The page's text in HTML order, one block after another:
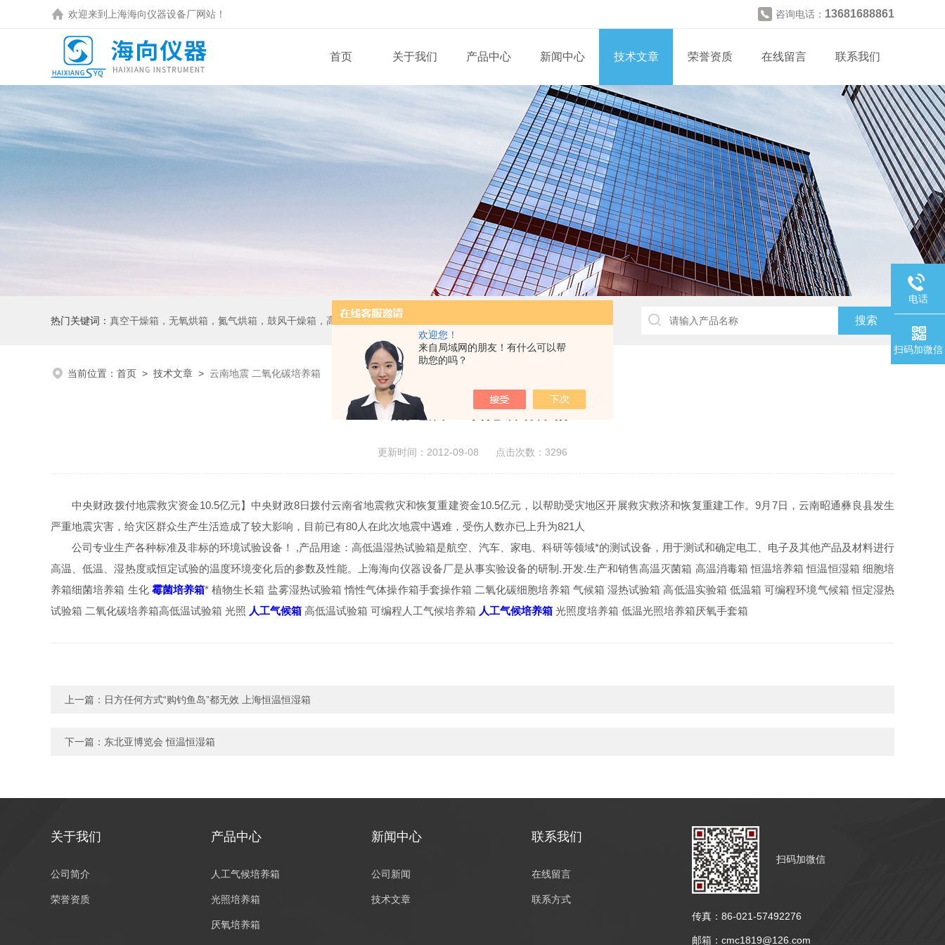
欢迎您！
来自局域网的朋友！有什么可以帮
助您的吗？
欢迎来到 上海海向仪器设备厂网站！ 咨询电话： 13681688861
首页 关于我们 产品中心 新闻中心 技术文章 荣誉资质 在线留言 联系我们
热门关键词： 真空干燥箱，无氧烘箱，氮气烘箱，鼓风干燥箱，高温烘箱，二氧化碳培养箱、生化培养箱、三气培养箱、恒温恒湿箱、高低温试验箱
当前位置： 首页 > 技术文章 > 云南地震 二氧化碳培养箱
云南地震 二氧化碳培养箱
更新时间：2012-09-08 点击次数：3296
中央财政拨付地震救灾资金10.5亿元】中央财政8日拨付云南省地震救灾和恢复重建资金10.5亿元，以帮助受灾地区开展救灾救济和恢复重建工作。9月7日，云南昭通彝良县发生
严重地震灾害，给灾区群众生产生活造成了较大影响，目前已有80人在此次地震中遇难，受伤人数亦已上升为821人
公司专业生产各种标准及非标的环境试验设备！ ,产品用途：高低温湿热试验箱是航空、汽车、家电、科研等领域*的测试设备，用于测试和确定电工、电子及其他产品及材料进行
高温、低温、湿热度或恒定试验的温度环境变化后的参数及性能。上海海向仪器设备厂是从事实验设备的研制.开发.生产和销售高温灭菌箱 高温消毒箱 恒温培养箱 恒温恒湿箱 细胞培
养箱细菌培养箱 生化 霉菌培养箱* 植物生长箱 盐雾湿热试验箱 惰性气体操作箱手套操作箱 二氧化碳细胞培养箱 气候箱 湿热试验箱 高低温实验箱 低温箱 可编程环境气候箱 恒定湿热
试验箱 二氧化碳培养箱高低温试验箱 光照 人工气候箱 高低温试验箱 可编程人工气候培养箱 人工气候培养箱 光照度培养箱 低温光照培养箱厌氧手套箱
上一篇： 日方任何方式“购钓鱼岛”都无效 上海恒温恒湿箱
下一篇： 东北亚博览会 恒温恒湿箱
关于我们
公司简介
荣誉资质
产品中心
人工气候培养箱
光照培养箱
厌氧培养箱
新闻中心
公司新闻
技术文章
联系我们
在线留言
联系方式
扫码加微信
传真：86-021-57492276
邮箱：cmc1819@126.com
电话
扫码加微信